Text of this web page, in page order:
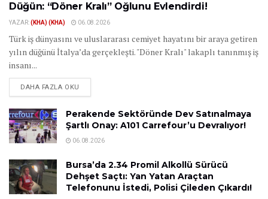
Düğün: “Döner Kralı” Oğlunu Evlendirdi!
YAZAR:(KHA) (KHA) 06.08.2026
Türk iş dünyasını ve uluslararası cemiyet hayatını bir araya getiren
yılın düğünü İtalya’da gerçekleşti. "Döner Kralı" lakaplı tanınmış iş
insanı...
DAHA FAZLA OKU
Perakende Sektöründe Dev Satınalmaya
Şartlı Onay: A101 Carrefour’u Devralıyor!
06.08.2026
Bursa’da 2.34 Promil Alkollü Sürücü
Dehşet Saçtı: Yan Yatan Araçtan
Telefonunu İstedi, Polisi Çileden Çıkardı!